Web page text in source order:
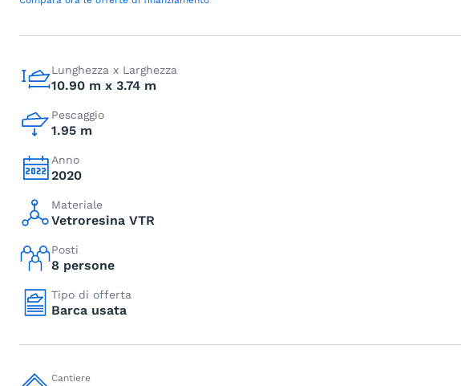
Lunghezza x Larghezza
10.90 m x 3.74 m
Pescaggio
1.95 m
Anno
2020
Materiale
Vetroresina VTR
Posti
8 persone
Tipo di offerta
Barca usata
Cantiere